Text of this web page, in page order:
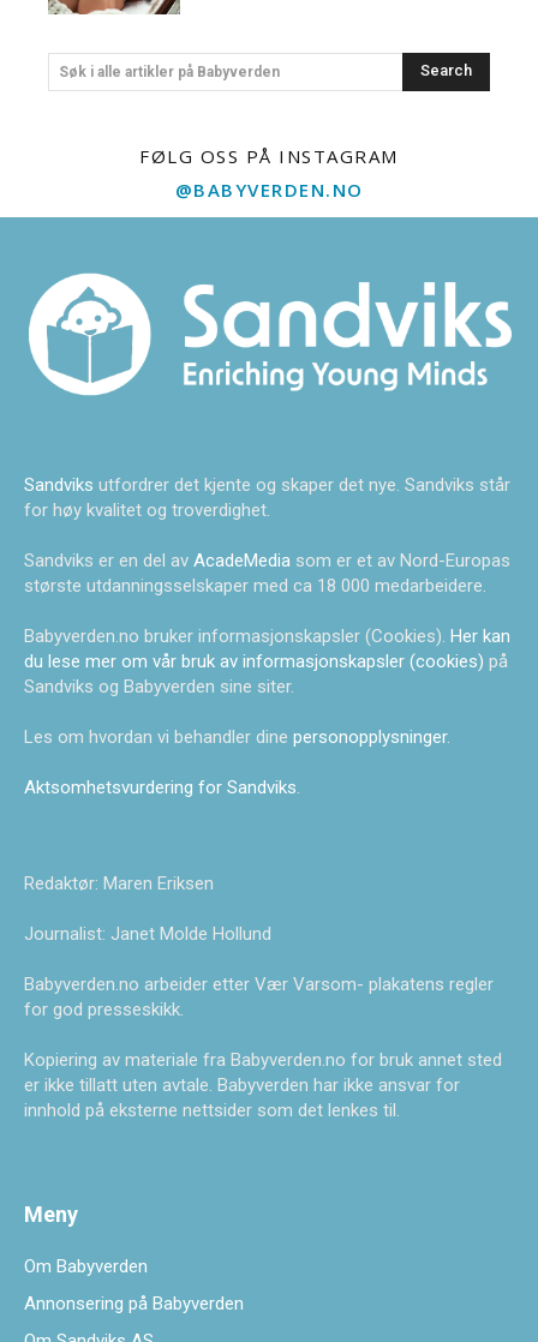
Søk i alle artikler på Babyverden Search
FØLG OSS PÅ INSTAGRAM
@BABYVERDEN.NO
Sandviks utfordrer det kjente og skaper det nye. Sandviks står
for høy kvalitet og troverdighet.
Sandviks er en del av AcadeMedia som er et av Nord-Europas
største utdanningsselskaper med ca 18 000 medarbeidere.
Babyverden.no bruker informasjonskapsler (Cookies). Her kan
du lese mer om vår bruk av informasjonskapsler (cookies) på
Sandviks og Babyverden sine siter.
Les om hvordan vi behandler dine personopplysninger.
Aktsomhetsvurdering for Sandviks.
Redaktør: Maren Eriksen
Journalist: Janet Molde Hollund
Babyverden.no arbeider etter Vær Varsom- plakatens regler
for god presseskikk.
Kopiering av materiale fra Babyverden.no for bruk annet sted
er ikke tillatt uten avtale. Babyverden har ikke ansvar for
innhold på eksterne nettsider som det lenkes til.
Meny
Om Babyverden
Annonsering på Babyverden